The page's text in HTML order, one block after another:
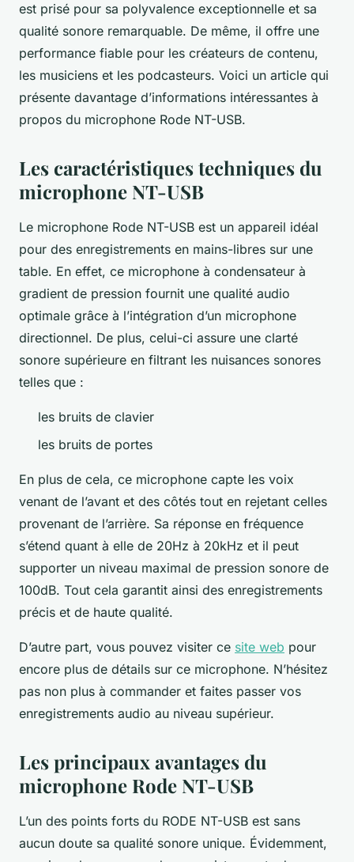
est prisé pour sa polyvalence exceptionnelle et sa
qualité sonore remarquable. De même, il offre une
performance fiable pour les créateurs de contenu,
les musiciens et les podcasteurs. Voici un article qui
présente davantage d’informations intéressantes à
propos du microphone Rode NT-USB.
Les caractéristiques techniques du
microphone NT-USB
Le microphone Rode NT-USB est un appareil idéal
pour des enregistrements en mains-libres sur une
table. En effet, ce microphone à condensateur à
gradient de pression fournit une qualité audio
optimale grâce à l’intégration d’un microphone
directionnel. De plus, celui-ci assure une clarté
sonore supérieure en filtrant les nuisances sonores
telles que :
les bruits de clavier
les bruits de portes
En plus de cela, ce microphone capte les voix
venant de l’avant et des côtés tout en rejetant celles
provenant de l’arrière. Sa réponse en fréquence
s’étend quant à elle de 20Hz à 20kHz et il peut
supporter un niveau maximal de pression sonore de
100dB. Tout cela garantit ainsi des enregistrements
précis et de haute qualité.
D’autre part, vous pouvez visiter ce site web pour
encore plus de détails sur ce microphone. N’hésitez
pas non plus à commander et faites passer vos
enregistrements audio au niveau supérieur.
Les principaux avantages du
microphone Rode NT-USB
L’un des points forts du RODE NT-USB est sans
aucun doute sa qualité sonore unique. Évidemment,